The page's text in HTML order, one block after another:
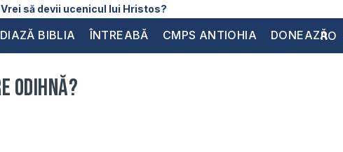
Vrei să devii ucenicul lui Hristos?
BIBLIA ÎNTREABĂ CMPS ANTIOHIA DONEAZĂRO
odihnă?